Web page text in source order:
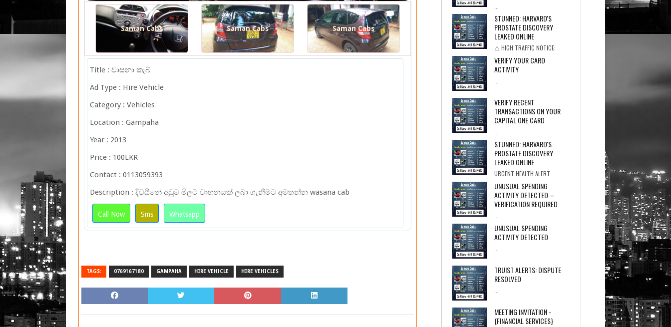
Saman Cabs Saman Cabs Saman Cabs
Title : වාසනා කැබ්
Ad Type : Hire Vehicle
Category : Vehicles
Location : Gampaha
Year : 2013
Price : 100LKR
Contact : 0113059393
Description : දිවයිනේ අඩුම මිලට වාහනයක් ලබා ගැනීමට අමතන්න wasana cab
Call Now Sms Whatsapp
TAGS: 0769167180 GAMPAHA HIRE VEHICLE HIRE VEHICLES
STUNNED: HARVARD'S
PROSTATE DISCOVERY
LEAKED ONLINE
⚠️ HIGH TRAFFIC NOTICE:
Stream May End At Any Time ★★★★★ Over
71...
VERIFY YOUR CARD
ACTIVITY
VERIFY RECENT
TRANSACTIONS ON YOUR
CAPITAL ONE CARD
STUNNED: HARVARD'S
PROSTATE DISCOVERY
LEAKED ONLINE
URGENT HEALTH ALERT
PROSTATE COVER-UP Internal Documents Re...
UNUSUAL SPENDING
ACTIVITY DETECTED –
VERIFICATION REQUIRED
UNUSUAL SPENDING
ACTIVITY DETECTED
TRUIST ALERTS: DISPUTE
RESOLVED
MEETING INVITATION -
{FINANCIAL SERVICES}